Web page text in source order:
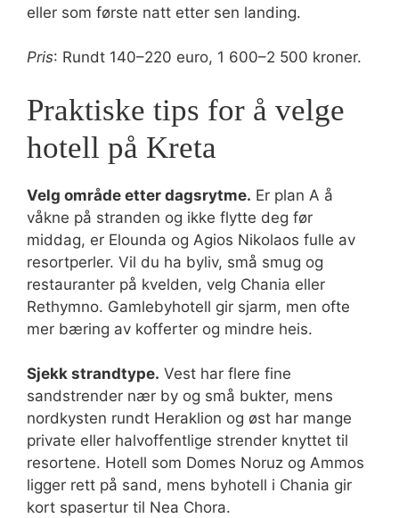
eller som første natt etter sen landing.
Pris: Rundt 140–220 euro, 1 600–2 500 kroner.
Praktiske tips for å velge
hotell på Kreta
Velg område etter dagsrytme. Er plan A å
våkne på stranden og ikke flytte deg før
middag, er Elounda og Agios Nikolaos fulle av
resortperler. Vil du ha byliv, små smug og
restauranter på kvelden, velg Chania eller
Rethymno. Gamlebyhotell gir sjarm, men ofte
mer bæring av kofferter og mindre heis.
Sjekk strandtype. Vest har flere fine
sandstrender nær by og små bukter, mens
nordkysten rundt Heraklion og øst har mange
private eller halvoffentlige strender knyttet til
resortene. Hotell som Domes Noruz og Ammos
ligger rett på sand, mens byhotell i Chania gir
kort spasertur til Nea Chora.